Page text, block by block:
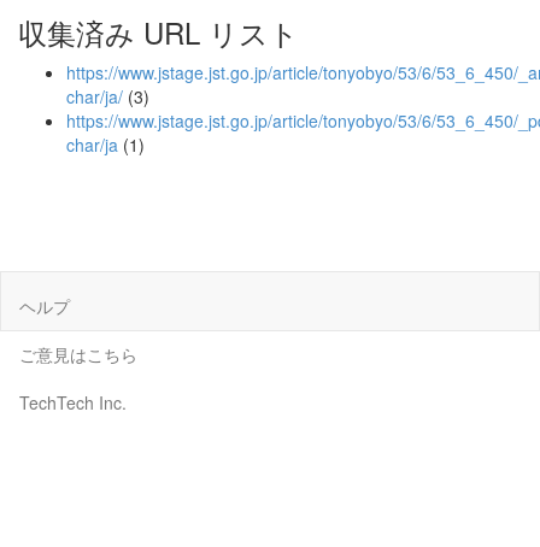
収集済み URL リスト
https://www.jstage.jst.go.jp/article/tonyobyo/53/6/53_6_450/
char/ja/ (3)
https://www.jstage.jst.go.jp/article/tonyobyo/53/6/53_6_450/
char/ja (1)
ヘルプ
ご意見はこちら
TechTech Inc.